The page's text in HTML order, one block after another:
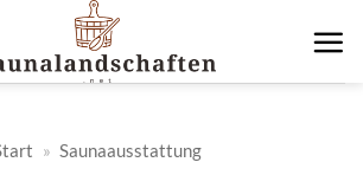
» Saunaausstattung